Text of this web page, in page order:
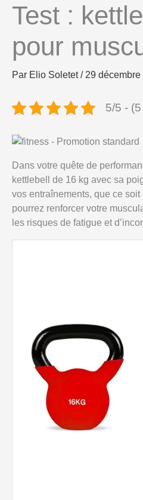
Test :
pour
Par Elio Soletet/ 29 décembre
5/5 -
Dans votre quête de
kettlebell de 16 kg avec sa
vos entraînements, que ce
pourrez renforcer votre
les risques de fatigue et